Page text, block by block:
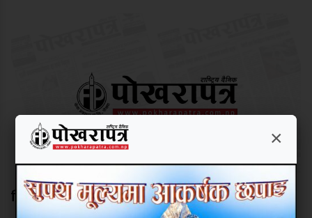
हिलो खेल्ने दिनमा सिमित नहोस् धान दिवस
×